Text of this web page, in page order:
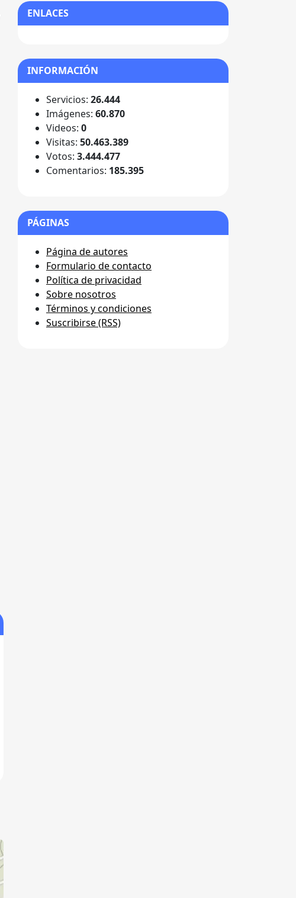
ENLACES
INFORMACIÓN
Servicios: 26.444
Imágenes: 60.870
Videos: 0
Visitas: 50.463.389
Votos: 3.444.477
Comentarios: 185.395
PÁGINAS
Página de autores
Formulario de contacto
Política de privacidad
Sobre nosotros
Términos y condiciones
Suscribirse (RSS)